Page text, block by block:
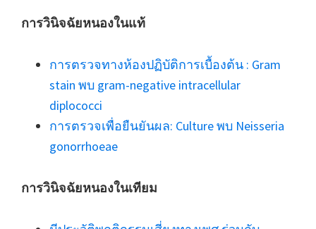
การวินิจฉัยหนองในแท้
การตรวจทางห้องปฏิบัติการเบื้องต้น : Gram
stain พบ gram-negative intracellular
diplococci
การตรวจเพื่อยืนยันผล: Culture พบ Neisseria
gonorrhoeae
การวินิจฉัยหนองในเทียม